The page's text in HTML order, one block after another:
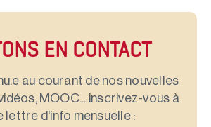
EN CONTACT
au courant de nos nouvelles
MOOC... inscrivez-vous à
lettre d'info mensuelle :